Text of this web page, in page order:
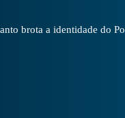
brota a identidade do